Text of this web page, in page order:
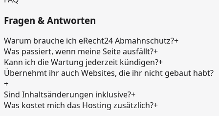
Fragen & Antworten
Warum brauche ich eRecht24 Abmahnschutz?+
Was passiert, wenn meine Seite ausfällt?+
Kann ich die Wartung jederzeit kündigen?+
Übernehmt ihr auch Websites, die ihr nicht gebaut habt?
+
Sind Inhaltsänderungen inklusive?+
Was kostet mich das Hosting zusätzlich?+